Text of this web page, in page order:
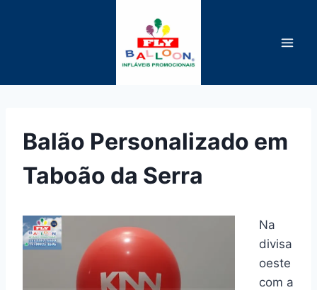
Balão Personalizado em
Taboão da Serra
Na
divisa
oeste
com a